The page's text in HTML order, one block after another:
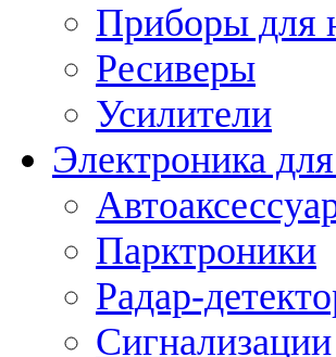
Приборы для
Ресиверы
Усилители
Электроника
Парктроники
Радар-
Сигнализации